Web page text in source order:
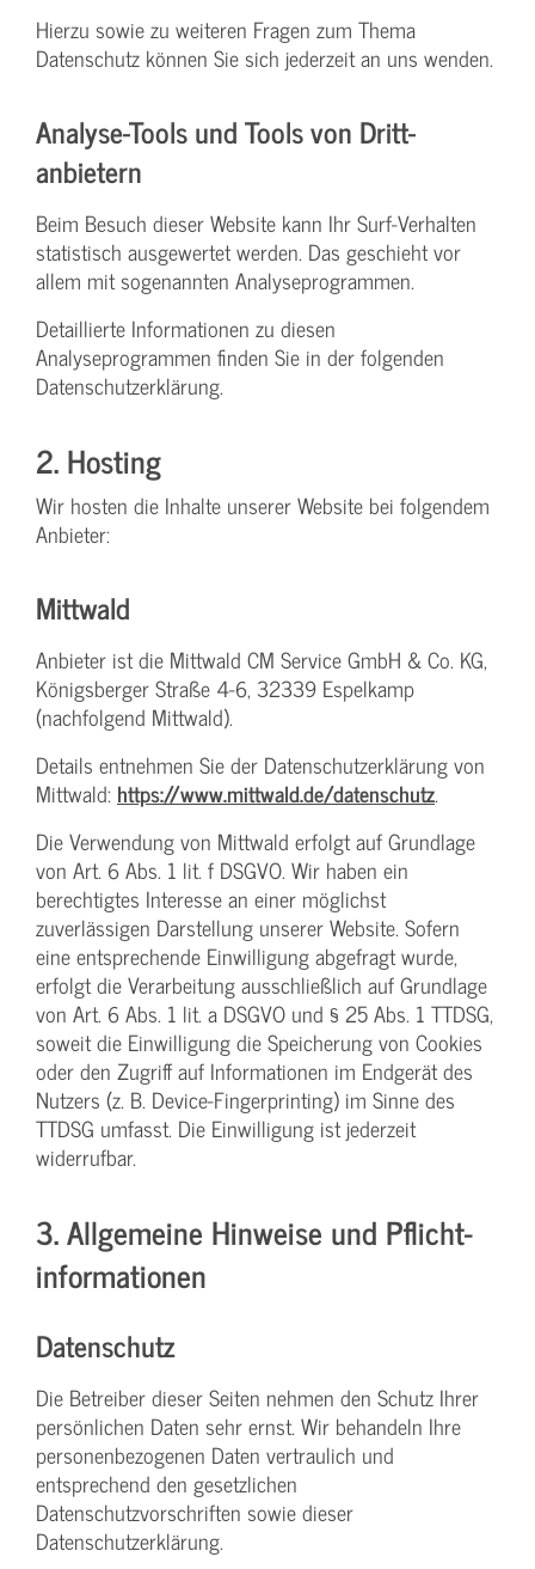
Hierzu sowie zu weiteren Fragen zum Thema
Datenschutz können Sie sich jederzeit an uns wenden.
Analyse-Tools und Tools von Dritt­
anbietern
Beim Besuch dieser Website kann Ihr Surf-Verhalten
statistisch ausgewertet werden. Das geschieht vor
allem mit sogenannten Analyseprogrammen.
Detaillierte Informationen zu diesen
Analyseprogrammen finden Sie in der folgenden
Datenschutzerklärung.
2. Hosting
Wir hosten die Inhalte unserer Website bei folgendem
Anbieter:
Mittwald
Anbieter ist die Mittwald CM Service GmbH & Co. KG,
Königsberger Straße 4-6, 32339 Espelkamp
(nachfolgend Mittwald).
Details entnehmen Sie der Datenschutzerklärung von
Mittwald: https://www.mittwald.de/datenschutz.
Die Verwendung von Mittwald erfolgt auf Grundlage
von Art. 6 Abs. 1 lit. f DSGVO. Wir haben ein
berechtigtes Interesse an einer möglichst
zuverlässigen Darstellung unserer Website. Sofern
eine entsprechende Einwilligung abgefragt wurde,
erfolgt die Verarbeitung ausschließlich auf Grundlage
von Art. 6 Abs. 1 lit. a DSGVO und § 25 Abs. 1 TTDSG,
soweit die Einwilligung die Speicherung von Cookies
oder den Zugriff auf Informationen im Endgerät des
Nutzers (z. B. Device-Fingerprinting) im Sinne des
TTDSG umfasst. Die Einwilligung ist jederzeit
widerrufbar.
3. Allgemeine Hinweise und Pflicht­
informationen
Datenschutz
Die Betreiber dieser Seiten nehmen den Schutz Ihrer
persönlichen Daten sehr ernst. Wir behandeln Ihre
personenbezogenen Daten vertraulich und
entsprechend den gesetzlichen
Datenschutzvorschriften sowie dieser
Datenschutzerklärung.